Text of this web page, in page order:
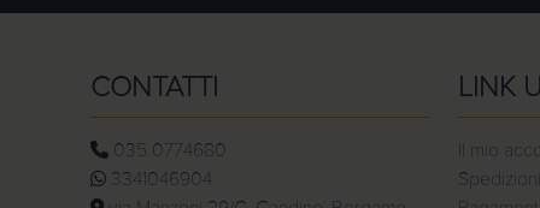
CONTATTI
035 0774680
3341046904
LINK
Il mio